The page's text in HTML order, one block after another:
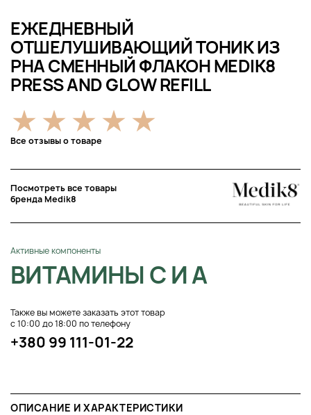
ЕЖЕДНЕВНЫЙ
ОТШЕЛУШИВАЮЩИЙ ТОНИК ИЗ
РНА СМЕННЫЙ ФЛАКОН MEDIK8
PRESS AND GLOW REFILL
Все отзывы о товаре
Посмотреть все товары
бренда Medik8
Активные компоненты
ВИТАМИНЫ С И А
Также вы можете заказать этот товар
с 10:00 до 18:00 по телефону
+380 99 111-01-22
ОПИСАНИЕ И ХАРАКТЕРИСТИКИ